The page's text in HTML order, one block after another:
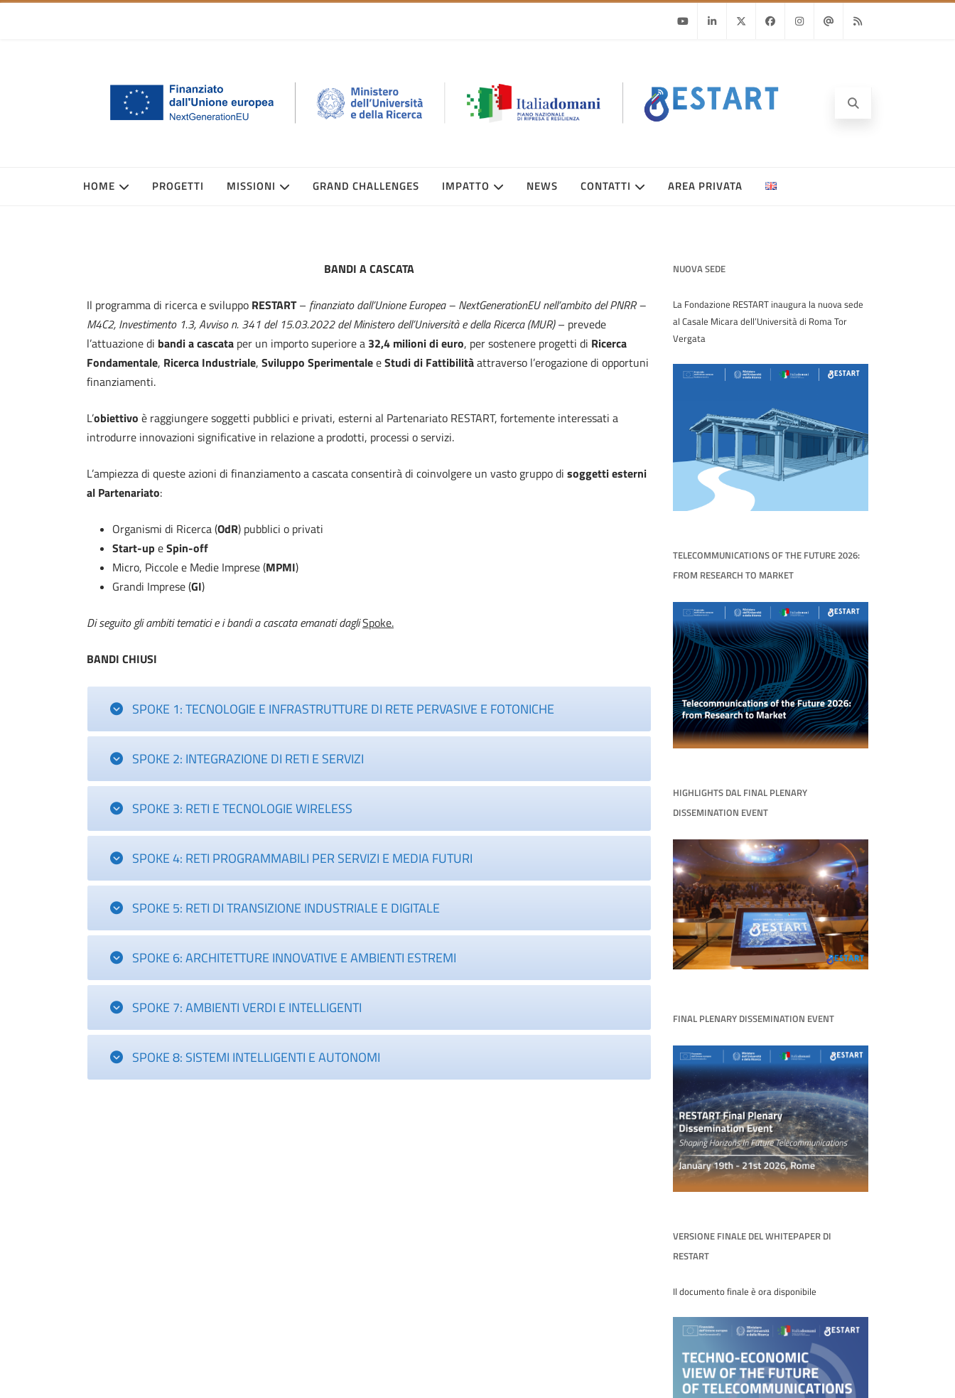
HOME PROGETTI MISSIONI GRAND CHALLENGES IMPATTO NEWS CONTATTI AREA PRIVATA
BANDI A CASCATA
Il programma di ricerca e sviluppo RESTART – finanziato dall’Unione Europea – NextGenerationEU nell’ambito del PNRR –
M4C2, Investimento 1.3, Avviso n. 341 del 15.03.2022 del Ministero dell’Università e della Ricerca (MUR)– prevede
l’attuazione di bandi a cascata per un importo superiore a 32,4 milioni di euro, per sostenere progetti di Ricerca
Fondamentale, Ricerca Industriale, Sviluppo SperimentaleeStudi di Fattibilitàattraverso l’erogazione di opportuni
finanziamenti.
L’obiettivo è raggiungere soggetti pubblici e privati, esterni al Partenariato RESTART, fortemente interessati a
introdurre innovazioni significative in relazione a prodotti, processi o servizi.
L’ampiezza di queste azioni di finanziamento a cascata consentirà di coinvolgere un vasto gruppo di soggetti esterni
al Partenariato:
Organismi di Ricerca (OdR) pubblici o privati
Start-up eSpin-off
Micro, Piccole e Medie Imprese (MPMI)
Grandi Imprese (GI)
Di seguito gli ambiti tematici e i bandi a cascata emanati dagliSpoke.
BANDI CHIUSI
SPOKE 1: TECNOLOGIE E INFRASTRUTTURE DI RETE PERVASIVE E FOTONICHE
SPOKE 2: INTEGRAZIONE DI RETI E SERVIZI
SPOKE 3: RETI E TECNOLOGIE WIRELESS
SPOKE 4: RETI PROGRAMMABILI PER SERVIZI E MEDIA FUTURI
SPOKE 5: RETI DI TRANSIZIONE INDUSTRIALE E DIGITALE
SPOKE 6: ARCHITETTURE INNOVATIVE E AMBIENTI ESTREMI
SPOKE 7: AMBIENTI VERDI E INTELLIGENTI
SPOKE 8: SISTEMI INTELLIGENTI E AUTONOMI
NUOVA SEDE
La Fondazione RESTART inaugura la nuova sede
al Casale Micara dell’Università di Roma Tor
Vergata
TELECOMMUNICATIONS OF THE FUTURE 2026:
FROM RESEARCH TO MARKET
HIGHLIGHTS DAL FINAL PLENARY
DISSEMINATION EVENT
FINAL PLENARY DISSEMINATION EVENT
VERSIONE FINALE DEL WHITEPAPER DI
RESTART
Il documento finale è ora disponibile